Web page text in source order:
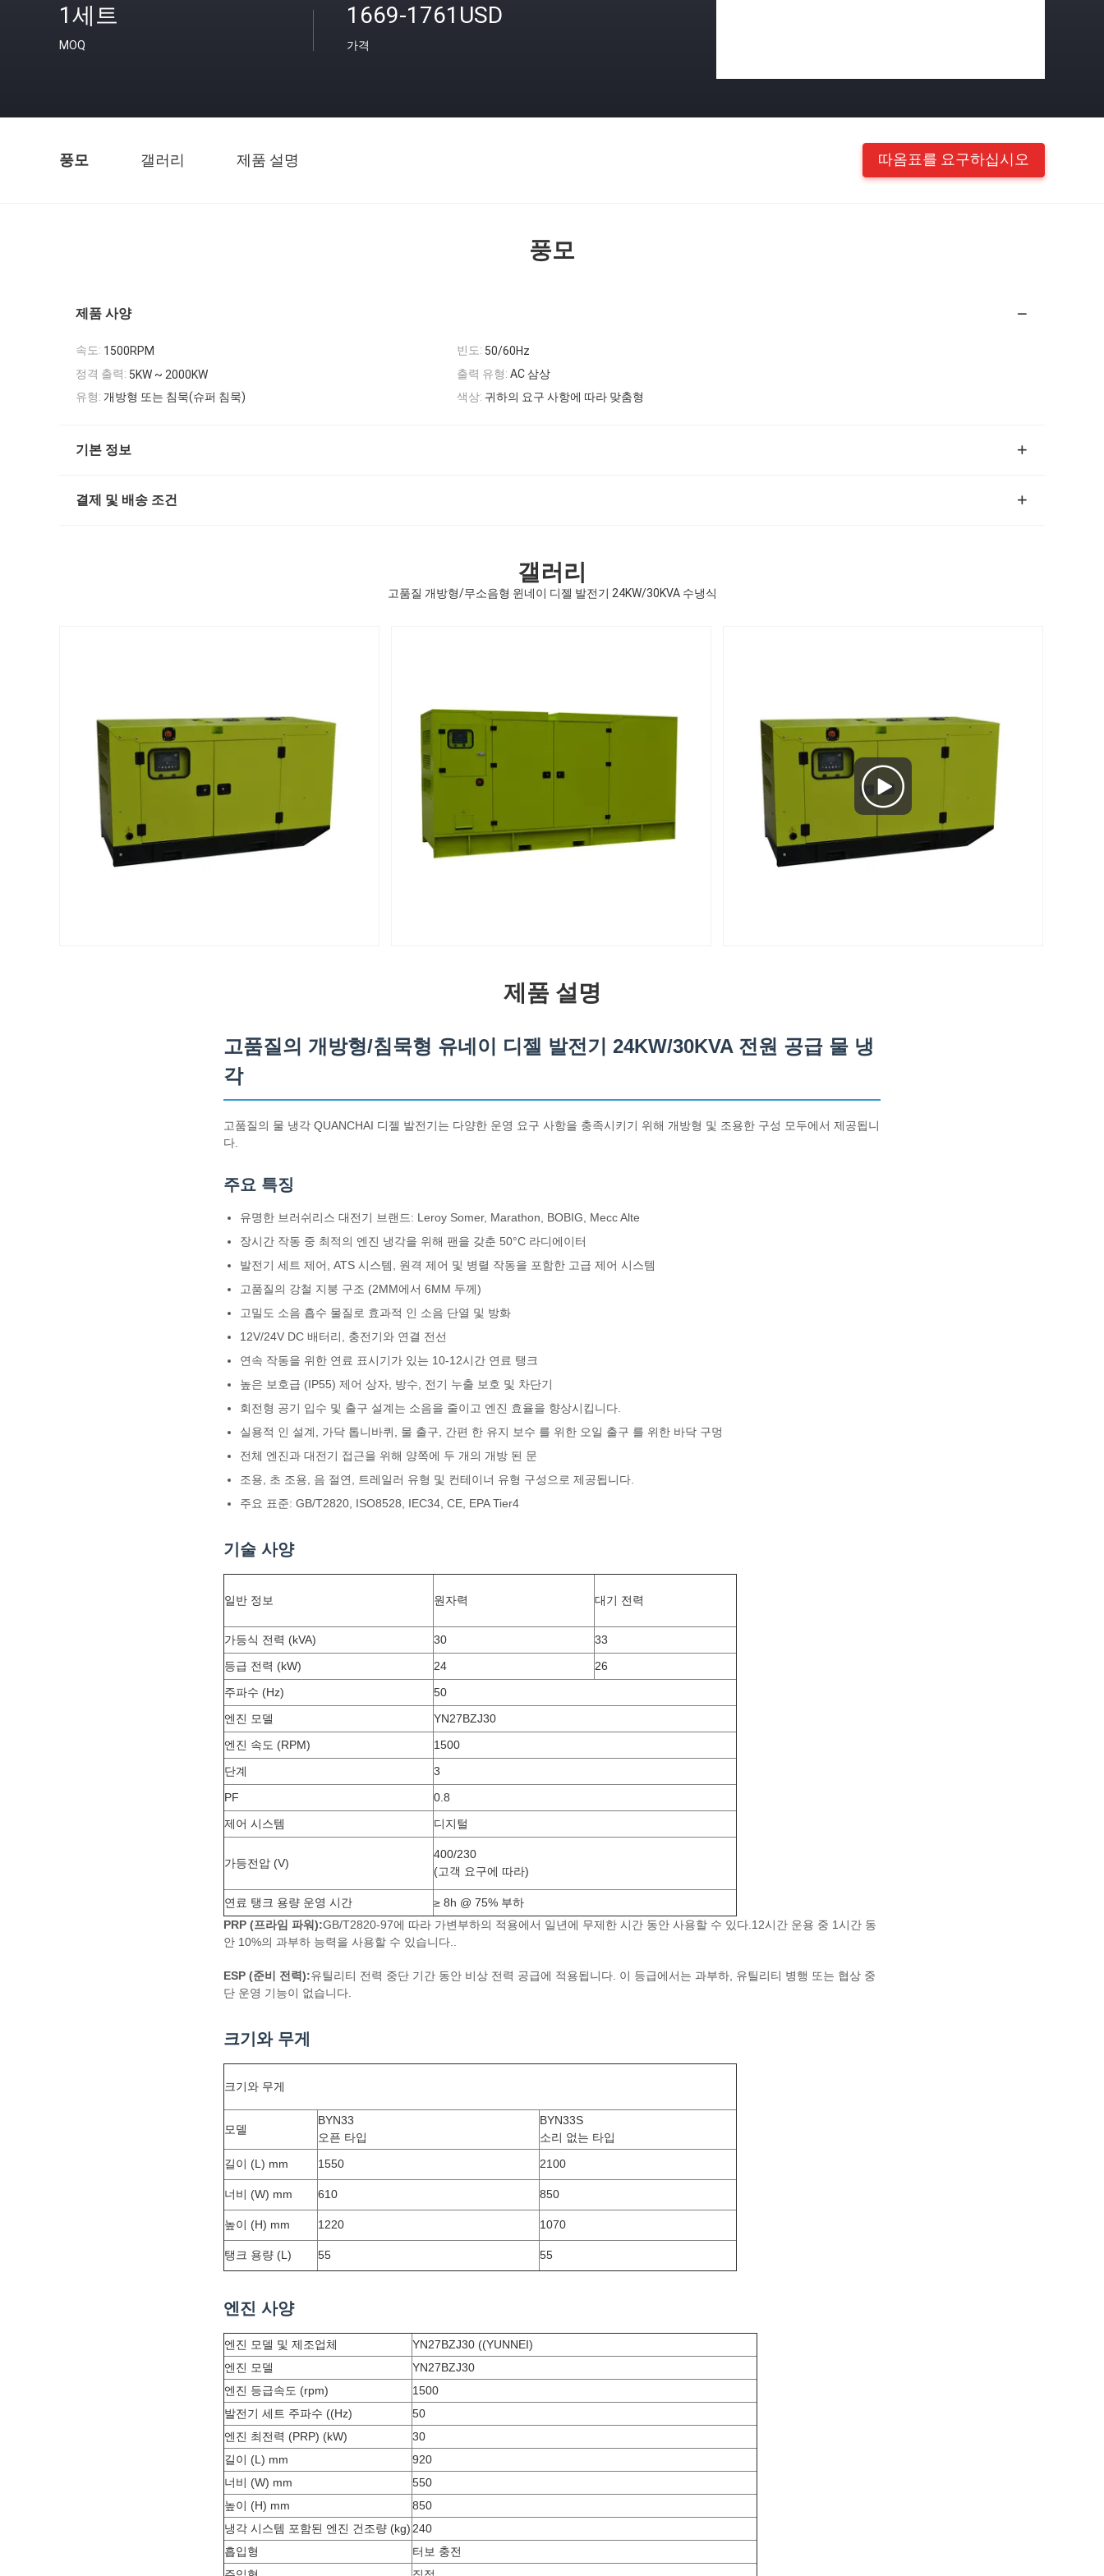
1세트
MOQ
1669-1761USD
가격
풍모 갤러리 제품 설명 따옴표를 요구하십시오
풍모
제품 사양
속도: 1500RPM 빈도: 50/60Hz
정격 출력: 5KW ~ 2000KW 출력 유형: AC 삼상
유형: 개방형 또는 침묵(슈퍼 침묵) 색상: 귀하의 요구 사항에 따라 맞춤형
기본 정보
결제 및 배송 조건
갤러리
고품질 개방형/무소음형 윈네이 디젤 발전기 24KW/30KVA 수냉식
제품 설명
고품질의 개방형/침묵형 유네이 디젤 발전기 24KW/30KVA 전원 공급 물 냉
각
고품질의 물 냉각 QUANCHAI 디젤 발전기는 다양한 운영 요구 사항을 충족시키기 위해 개방형 및 조용한 구성 모두에서 제공됩니
다.
주요 특징
유명한 브러쉬리스 대전기 브랜드: Leroy Somer, Marathon, BOBIG, Mecc Alte
장시간 작동 중 최적의 엔진 냉각을 위해 팬을 갖춘 50°C 라디에이터
발전기 세트 제어, ATS 시스템, 원격 제어 및 병렬 작동을 포함한 고급 제어 시스템
고품질의 강철 지붕 구조 (2MM에서 6MM 두께)
고밀도 소음 흡수 물질로 효과적 인 소음 단열 및 방화
12V/24V DC 배터리, 충전기와 연결 전선
연속 작동을 위한 연료 표시기가 있는 10-12시간 연료 탱크
높은 보호급 (IP55) 제어 상자, 방수, 전기 누출 보호 및 차단기
회전형 공기 입수 및 출구 설계는 소음을 줄이고 엔진 효율을 향상시킵니다.
실용적 인 설계, 가닥 톱니바퀴, 물 출구, 간편 한 유지 보수 를 위한 오일 출구 를 위한 바닥 구멍
전체 엔진과 대전기 접근을 위해 양쪽에 두 개의 개방 된 문
조용, 초 조용, 음 절연, 트레일러 유형 및 컨테이너 유형 구성으로 제공됩니다.
주요 표준: GB/T2820, ISO8528, IEC34, CE, EPA Tier4
기술 사양
일반 정보 원자력 대기 전력
가등식 전력 (kVA) 30
33
등급 전력 (kW)
24
26
주파수 (Hz)
50
엔진 모델
YN27BZJ30
엔진 속도 (RPM)
1500
단계
3
PF
0.8
제어 시스템
디지털
가등전압 (V)
400/230
(고객 요구에 따라)
연료 탱크 용량 운영 시간
≥ 8h @ 75% 부하
PRP (프라임 파워):GB/T2820-97에 따라 가변부하의 적용에서 일년에 무제한 시간 동안 사용할 수 있다.12시간 운용 중 1시간 동
안 10%의 과부하 능력을 사용할 수 있습니다..
ESP (준비 전력):유틸리티 전력 중단 기간 동안 비상 전력 공급에 적용됩니다. 이 등급에서는 과부하, 유틸리티 병행 또는 협상 중
단 운영 기능이 없습니다.
크기와 무게
크기와 무게
모델
BYN33
오픈 타입
BYN33S
소리 없는 타입
길이 (L) mm
1550 2100
너비 (W) mm 610 850
높이 (H) mm 1220 1070
탱크 용량 (L) 55 55
엔진 사양
엔진 모델 및 제조업체
YN27BZJ30 ((YUNNEI)
엔진 모델
YN27BZJ30
엔진 등급속도 (rpm)
1500
발전기 세트 주파수 ((Hz)
50
엔진 최전력 (PRP) (kW)
30
길이 (L) mm
920
너비 (W) mm
550
높이 (H) mm
850
냉각 시스템 포함된 엔진 건조량 (kg) 240
흡입형
터보 충전